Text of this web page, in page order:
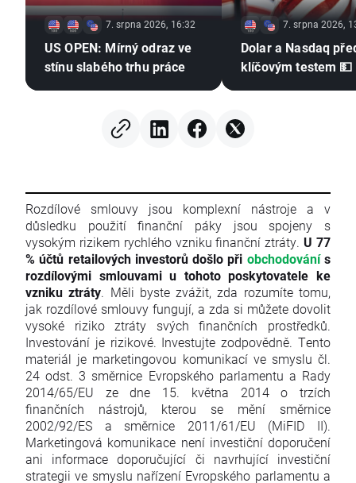
7. srpna 2026, 16:32
US OPEN: Mírný odraz ve
stínu slabého trhu práce
7. srpna 2026,
Dolar a Nasdaq
klíčovým testem 💵
Rozdílové smlouvy jsou komplexní nástroje a v
důsledku použití finanční páky jsou spojeny s
vysokým rizikem rychlého vzniku finanční ztráty. U 77
% účtů retailových investorů došlo při obchodovánís
rozdílovými smlouvami u tohoto poskytovatele ke
vzniku ztráty. Měli byste zvážit, zda rozumíte tomu,
jak rozdílové smlouvy fungují, a zda si můžete dovolit
vysoké riziko ztráty svých finančních prostředků.
Investování je rizikové. Investujte zodpovědně. Tento
materiál je marketingovou komunikací ve smyslu čl.
24 odst. 3 směrnice Evropského parlamentu a Rady
2014/65/EU ze dne 15. května 2014 o trzích
finančních nástrojů, kterou se mění směrnice
2002/92/ES a směrnice 2011/61/EU (MiFID II).
Marketingová komunikace není investiční doporučení
ani informace doporučující či navrhující investiční
strategii ve smyslu nařízení Evropského parlamentu a